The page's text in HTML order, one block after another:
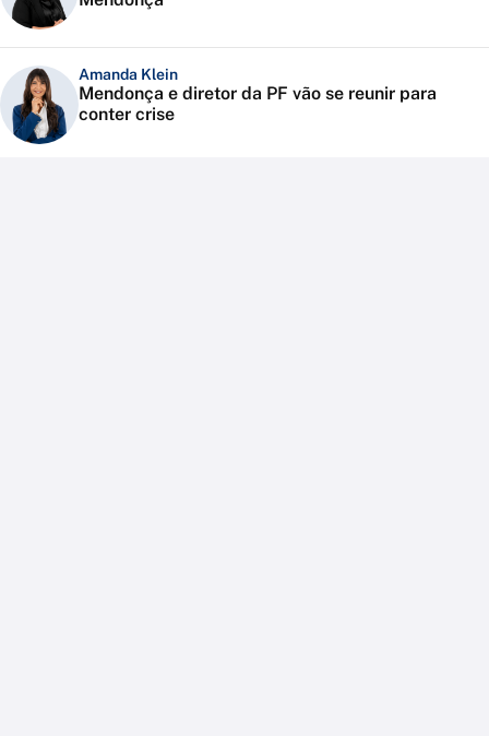
Amanda Klein
Mendonça e diretor da PF vão se reunir para
conter crise